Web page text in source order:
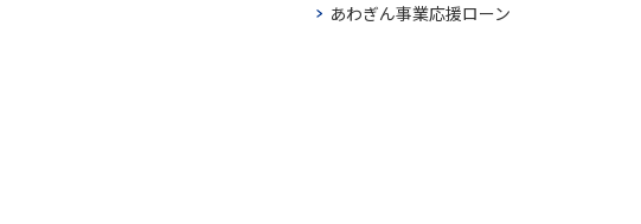
あわぎん事業応援ローン